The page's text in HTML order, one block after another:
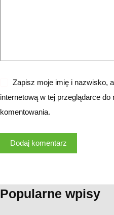
Zapisz moje imię i nazwisko,
internetową w tej przeglądarce do
komentowania.
Dodaj komentarz
Popularne wpisy